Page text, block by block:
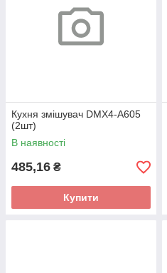
Кухня змішувач DMX4-A605
(2шт)
В наявності
485,16 ₴
Купити